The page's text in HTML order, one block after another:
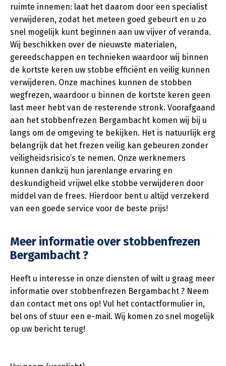
ruimte innemen: laat het daarom door een specialist
verwijderen, zodat het meteen goed gebeurt en u zo
snel mogelijk kunt beginnen aan uw vijver of veranda.
Wij beschikken over de nieuwste materialen,
gereedschappen en technieken waardoor wij binnen
de kortste keren uw stobbe efficiënt en veilig kunnen
verwijderen. Onze machines kunnen de stobben
wegfrezen, waardoor u binnen de kortste keren geen
last meer hebt van de resterende stronk. Voorafgaand
aan het stobbenfrezen Bergambacht komen wij bij u
langs om de omgeving te bekijken. Het is natuurlijk erg
belangrijk dat het frezen veilig kan gebeuren zonder
veiligheidsrisico’s te nemen. Onze werknemers
kunnen dankzij hun jarenlange ervaring en
deskundigheid vrijwel elke stobbe verwijderen door
middel van de frees. Hierdoor bent u altijd verzekerd
van een goede service voor de beste prijs!
Meer informatie over stobbenfrezen
Bergambacht ?
Heeft u interesse in onze diensten of wilt u graag meer
informatie over stobbenfrezen Bergambacht ? Neem
dan contact met ons op! Vul het contactformulier in,
bel ons of stuur een e-mail. Wij komen zo snel mogelijk
op uw bericht terug!